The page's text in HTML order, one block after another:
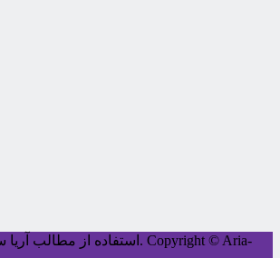
استفاده از مطالب کليه حقوق اين سايت متعلق به آریا سپهر می‌باشد. Copyright © Aria-